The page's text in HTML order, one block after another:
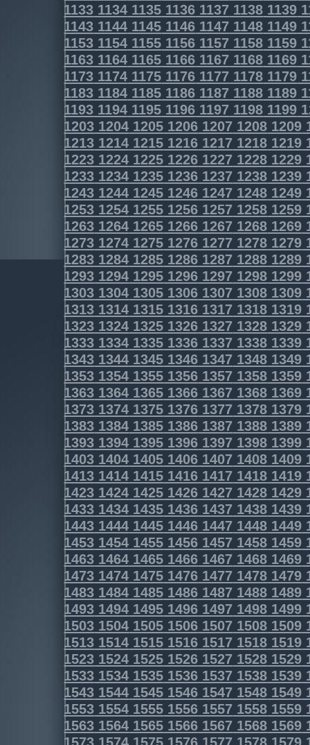
1133 1134 1135 1136 1137 1138 1139
1143 1144 1145 1146 1147 1148 1149
1153 1154 1155 1156 1157 1158 1159
1163 1164 1165 1166 1167 1168 1169
1173 1174 1175 1176 1177 1178 1179
1183 1184 1185 1186 1187 1188 1189
1193 1194 1195 1196 1197 1198 1199
1203 1204 1205 1206 1207 1208 1209
1213 1214 1215 1216 1217 1218 1219
1223 1224 1225 1226 1227 1228 1229
1233 1234 1235 1236 1237 1238 1239
1243 1244 1245 1246 1247 1248 1249
1253 1254 1255 1256 1257 1258 1259
1263 1264 1265 1266 1267 1268 1269
1273 1274 1275 1276 1277 1278 1279
1283 1284 1285 1286 1287 1288 1289
1293 1294 1295 1296 1297 1298 1299
1303 1304 1305 1306 1307 1308 1309
1313 1314 1315 1316 1317 1318 1319
1323 1324 1325 1326 1327 1328 1329
1333 1334 1335 1336 1337 1338 1339
1343 1344 1345 1346 1347 1348 1349
1353 1354 1355 1356 1357 1358 1359
1363 1364 1365 1366 1367 1368 1369
1373 1374 1375 1376 1377 1378 1379
1383 1384 1385 1386 1387 1388 1389
1393 1394 1395 1396 1397 1398 1399
1403 1404 1405 1406 1407 1408 1409
1413 1414 1415 1416 1417 1418 1419
1423 1424 1425 1426 1427 1428 1429
1433 1434 1435 1436 1437 1438 1439
1443 1444 1445 1446 1447 1448 1449
1453 1454 1455 1456 1457 1458 1459
1463 1464 1465 1466 1467 1468 1469
1473 1474 1475 1476 1477 1478 1479
1483 1484 1485 1486 1487 1488 1489
1493 1494 1495 1496 1497 1498 1499
1503 1504 1505 1506 1507 1508 1509
1513 1514 1515 1516 1517 1518 1519
1523 1524 1525 1526 1527 1528 1529
1533 1534 1535 1536 1537 1538 1539
1543 1544 1545 1546 1547 1548 1549
1553 1554 1555 1556 1557 1558 1559
1563 1564 1565 1566 1567 1568 1569